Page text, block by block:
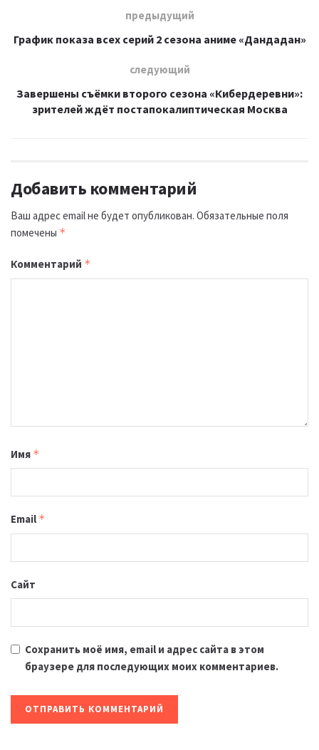
предыдущий
График показа всех серий 2 сезона аниме «Дандадан»
следующий
Завершены съёмки второго сезона «Кибердеревни»:
зрителей ждёт постапокалиптическая Москва
Добавить комментарий
Ваш адрес email не будет опубликован. Обязательные поля
помечены *
Комментарий *
Имя *
Email *
Сайт
Сохранить моё имя, email и адрес сайта в этом
браузере для последующих моих комментариев.